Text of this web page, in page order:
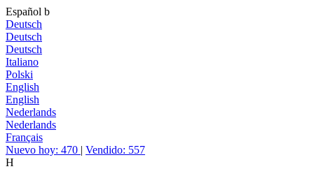
Español b
Deutsch
Deutsch
Deutsch
Italiano
Polski
English
English
Nederlands
Nederlands
Français
Nuevo hoy: 470 | Vendido: 557
H